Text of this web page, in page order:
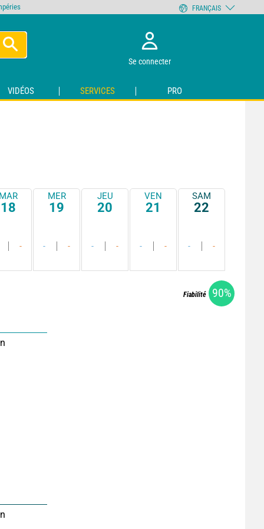
Se connecter
VIDÉOS SERVICES PRO
18
-
MER
19
- -
JEU
20
- -
VEN
21
- -
SAM
22
- -
Fiabilité 90%
FRANÇAIS